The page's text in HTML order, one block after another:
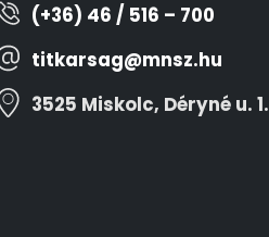
(+36) 46 / 516 – 700
titkarsag@mnsz.hu
3525 Miskolc, Déryné u. 1.